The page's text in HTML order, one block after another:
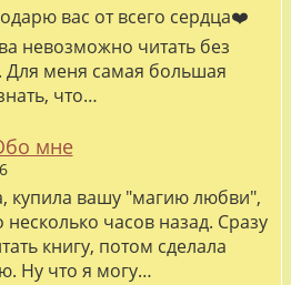
вас от всего сердца❤️
невозможно читать без
Для меня самая большая
что…
мне
купила вашу "магию любви",
несколько часов назад. Сразу
книгу, потом сделала
Ну что я могу…